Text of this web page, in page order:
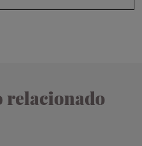
relacionado